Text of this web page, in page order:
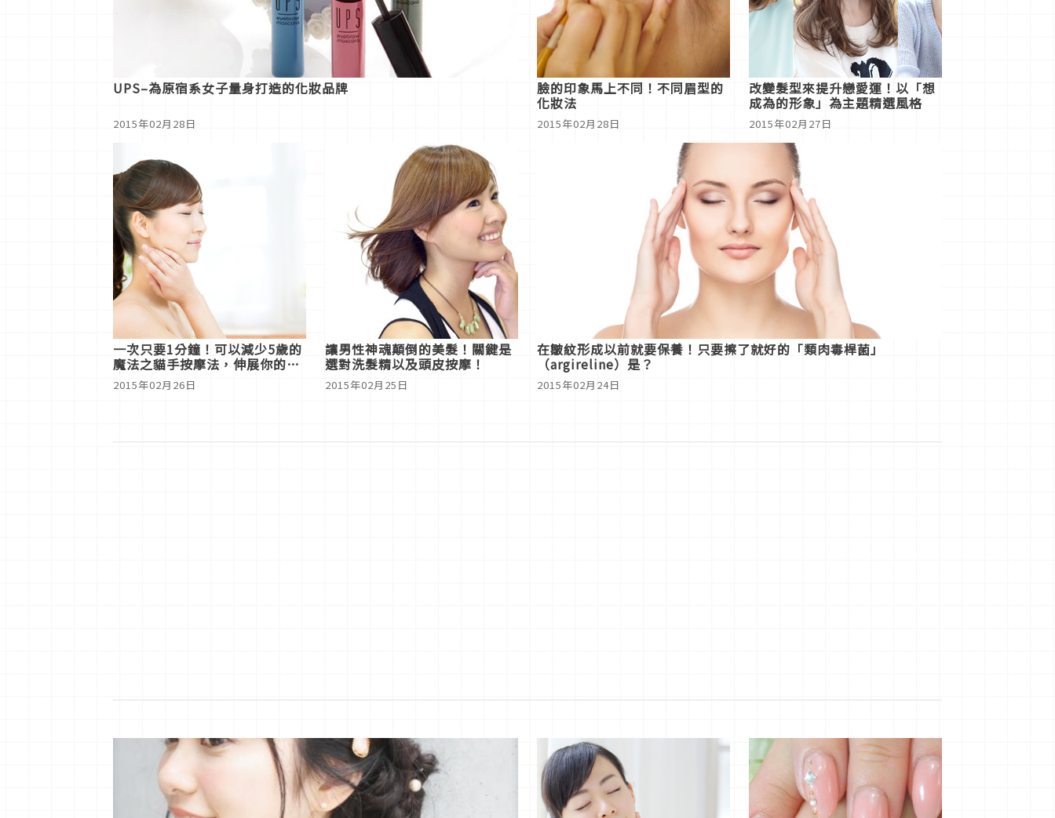
UPS–為原宿系女子量身打造的化妝品牌
2015年02月28日
臉的印象馬上不同！不同眉型的
化妝法
2015年02月28日
改變髮型來提升戀愛運！以「想
成為的形象」為主題精選風格
2015年02月27日
一次只要1分鐘！可以減少5歲的
魔法之貓手按摩法，伸展你的法
令紋
2015年02月26日
讓男性神魂顛倒的美髮！關鍵是
選對洗髮精以及頭皮按摩！
2015年02月25日
在皺紋形成以前就要保養！只要擦了就好的「類肉毒桿菌」
（argireline）是？
2015年02月24日